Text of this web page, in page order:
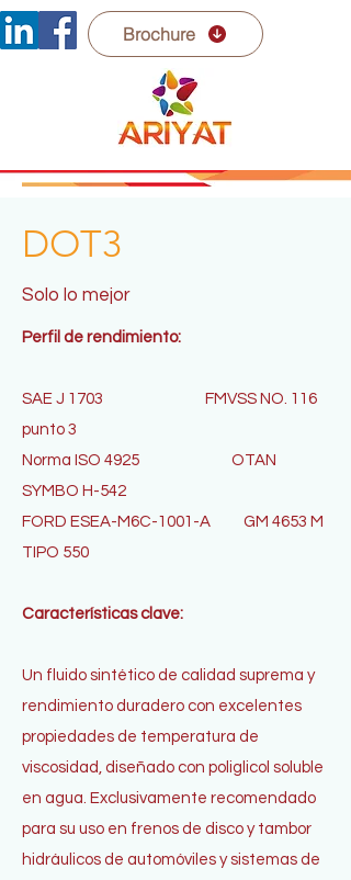
Brochure
DOT3
Solo lo mejor
Perfil de rendimiento:
SAE J 1703
FMVSS NO. 116
punto 3
Norma ISO 4925
OTAN
SYMBO H-542
FORD ESEA-M6C-1001-A
GM 4653 M
TIPO 550
Características clave:
Un fluido sintético de calidad suprema y
rendimiento duradero con excelentes
propiedades de temperatura de
viscosidad, diseñado con poliglicol soluble
en agua. Exclusivamente recomendado
para su uso en frenos de disco y tambor
hidráulicos de automóviles y sistemas de